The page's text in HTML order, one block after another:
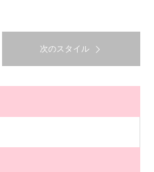
次のスタイル